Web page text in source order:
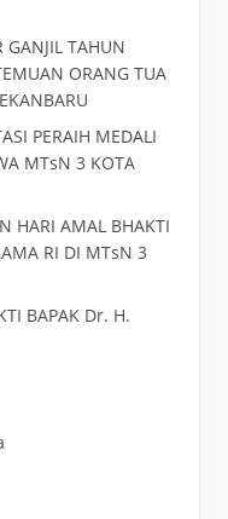
GANJIL TAHUN
ORANG TUA
PERAIH MEDALI
MTsN 3 KOTA
HARI AMAL BHAKTI
RI DI MTsN 3
BAPAK Dr. H.